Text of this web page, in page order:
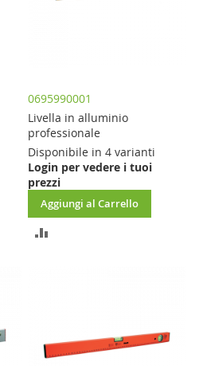
0695990001
Livella in alluminio
professionale
Disponibile in 4 varianti
Login per vedere i tuoi
prezzi
Aggiungi al Carrello